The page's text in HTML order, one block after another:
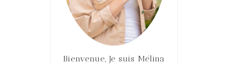
Bienvenue, Je suis Mélina